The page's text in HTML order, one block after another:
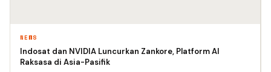
NEWS
Indosat dan NVIDIA Luncurkan Zankore, Platform AI
Raksasa di Asia-Pasifik